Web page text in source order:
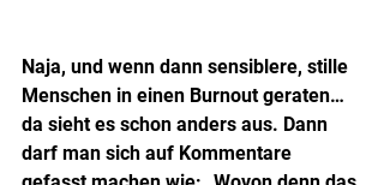
Naja, und wenn dann sensiblere, stille
Menschen in einen Burnout geraten…
da sieht es schon anders aus. Dann
darf man sich auf Kommentare